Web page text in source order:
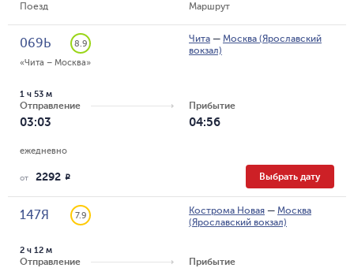
Поезд Маршрут
069Ь
8.9
«Чита – Москва»
Чита — Москва (Ярославский
вокзал)
Отправление
03:03
1 ч 53 м
Прибытие
04:56
ежедневно
от 2292 R Выбрать дату
147Я 7.9 Кострома Новая — Москва
(Ярославский вокзал)
Отправление
2 ч 12 м
Прибытие